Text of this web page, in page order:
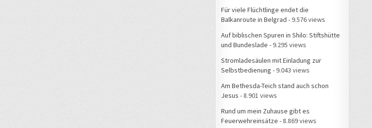
Für viele Flüchtlinge endet die
Balkanroute in Belgrad - 9.576 views
Auf biblischen Spuren in Shilo: Stiftshütte
und Bundeslade - 9.295 views
Stromladesäulen mit Einladung zur
Selbstbedienung - 9.043 views
Am Bethesda-Teich stand auch schon
Jesus - 8.901 views
Rund um mein Zuhause gibt es
Feuerwehreinsätze - 8.869 views